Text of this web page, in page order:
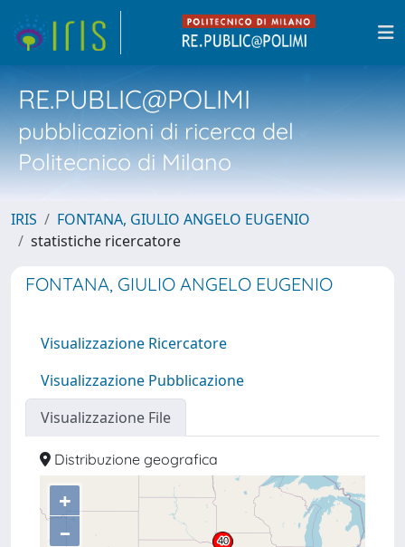
RE.PUBLIC@POLIMI
pubblicazioni di ricerca del
Politecnico di Milano
IRIS
FONTANA, GIULIO ANGELO EUGENIO
statistiche ricercatore
FONTANA, GIULIO ANGELO EUGENIO
Visualizzazione Ricercatore
Visualizzazione Pubblicazione
Visualizzazione File
Distribuzione geografica
+
–